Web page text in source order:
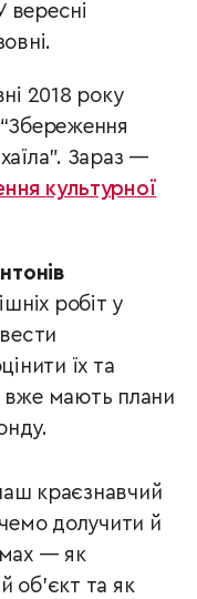
вересні
2018 року
Зараз —
культурної
робіт у
їх та
вже мають плани
краєзнавчий
долучити й
— як
об’єкт та як